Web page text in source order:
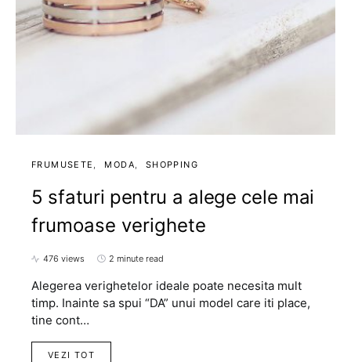
FRUMUSETE MODA SHOPPING
5 sfaturi pentru a alege cele mai
frumoase verighete
476 views 2 minute read
Alegerea verighetelor ideale poate necesita mult
timp. Inainte sa spui “DA” unui model care iti place,
tine cont…
VEZI TOT